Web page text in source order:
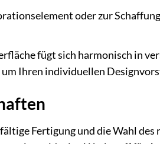
oder zur
fügt sich harmonisch in
Ihren individuellen
Fertigung und die Wahl